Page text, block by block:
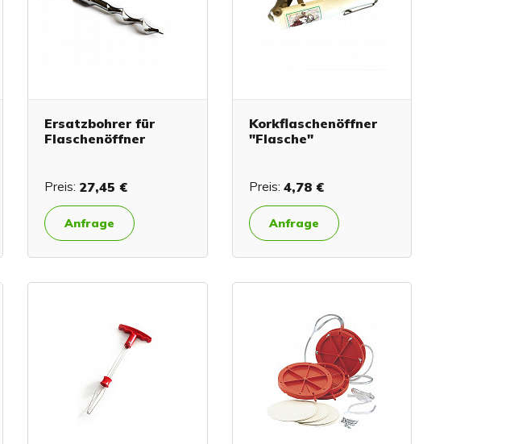
Ersatzbohrer für
Flaschenöffner
Preis: 27,45 €
Anfrage
Korkflaschenöffner
"Flasche"
Preis: 4,78 €
Anfrage